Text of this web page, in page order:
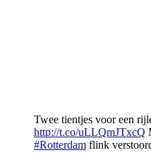
Twee tientjes voor een
http://t.co/uLLQmJTxcQ
#Rotterdam flink